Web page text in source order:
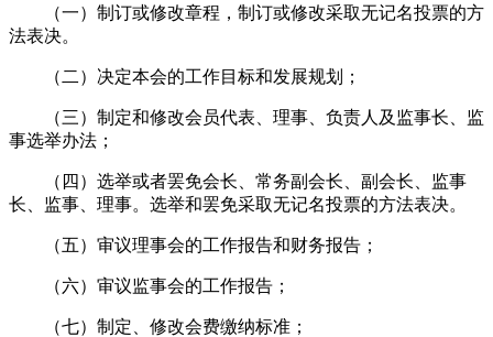
（一）制订或修改章程，制订或修改采取无记名投票的方
法表决。
（二）决定本会的工作目标和发展规划；
（三）制定和修改会员代表、理事、负责人及监事长、监
事选举办法；
（四）选举或者罢免会长、常务副会长、副会长、监事
长、监事、理事。选举和罢免采取无记名投票的方法表决。
（五）审议理事会的工作报告和财务报告；
（六）审议监事会的工作报告；
（七）制定、修改会费缴纳标准；